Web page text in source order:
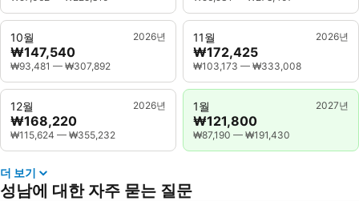
10월 2026년
₩147,540
₩93,481 — ₩307,892
11월 2026년
₩172,425
₩103,173 — ₩333,008
12월 2026년
₩168,220
₩115,624 — ₩355,232
1월 2027년
₩121,800
₩87,190 — ₩191,430
더 보기
성남에 대한 자주 묻는 질문